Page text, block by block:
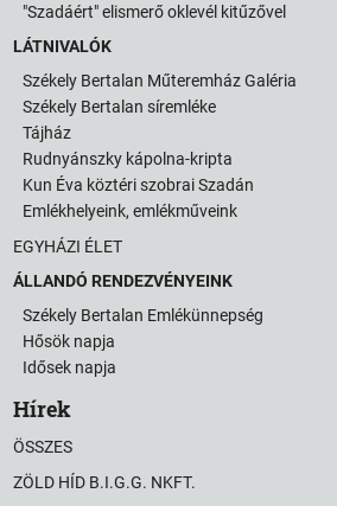
"Szadáért" elismerő oklevél kitűzővel
LÁTNIVALÓK
Székely Bertalan Műteremház Galéria
Székely Bertalan síremléke
Tájház
Rudnyánszky kápolna-kripta
Kun Éva köztéri szobrai Szadán
Emlékhelyeink, emlékműveink
EGYHÁZI ÉLET
ÁLLANDÓ RENDEZVÉNYEINK
Székely Bertalan Emlékünnepség
Hősök napja
Idősek napja
Hírek
ÖSSZES
ZÖLD HÍD B.I.G.G. NKFT.